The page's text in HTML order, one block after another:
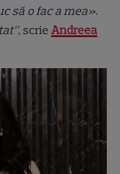
să o fac a mea».
scrieAndreea